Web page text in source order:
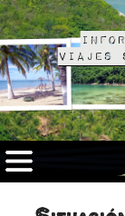
viajes